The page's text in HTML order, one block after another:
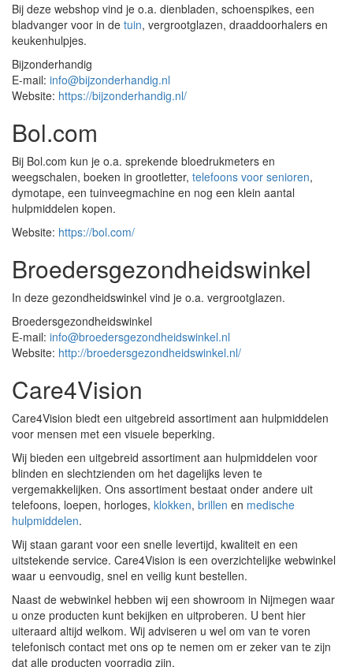
Bij deze webshop vind je o.a. dienbladen, schoenspikes, een
bladvanger voor in de tuin, vergrootglazen, draaddoorhalers en
keukenhulpjes.
Bijzonderhandig
E-mail: info@bijzonderhandig.nl
Website: https://bijzonderhandig.nl/
Bol.com
Bij Bol.com kun je o.a. sprekende bloedrukmeters en
weegschalen, boeken in grootletter, telefoons voor senioren,
dymotape, een tuinveegmachine en nog een klein aantal
hulpmiddelen kopen.
Website: https://bol.com/
Broedersgezondheidswinkel
In deze gezondheidswinkel vind je o.a. vergrootglazen.
Broedersgezondheidswinkel
E-mail: info@broedersgezondheidswinkel.nl
Website: http://broedersgezondheidswinkel.nl/
Care4Vision
Care4Vision biedt een uitgebreid assortiment aan hulpmiddelen
voor mensen met een visuele beperking.
Wij bieden een uitgebreid assortiment aan hulpmiddelen voor
blinden en slechtzienden om het dagelijks leven te
vergemakkelijken. Ons assortiment bestaat onder andere uit
telefoons, loepen, horloges, klokken, brillen en medische
hulpmiddelen.
Wij staan garant voor een snelle levertijd, kwaliteit en een
uitstekende service. Care4Vision is een overzichtelijke webwinkel
waar u eenvoudig, snel en veilig kunt bestellen.
Naast de webwinkel hebben wij een showroom in Nijmegen waar
u onze producten kunt bekijken en uitproberen. U bent hier
uiteraard altijd welkom. Wij adviseren u wel om van te voren
telefonisch contact met ons op te nemen om er zeker van te zijn
dat alle producten voorradig zijn.